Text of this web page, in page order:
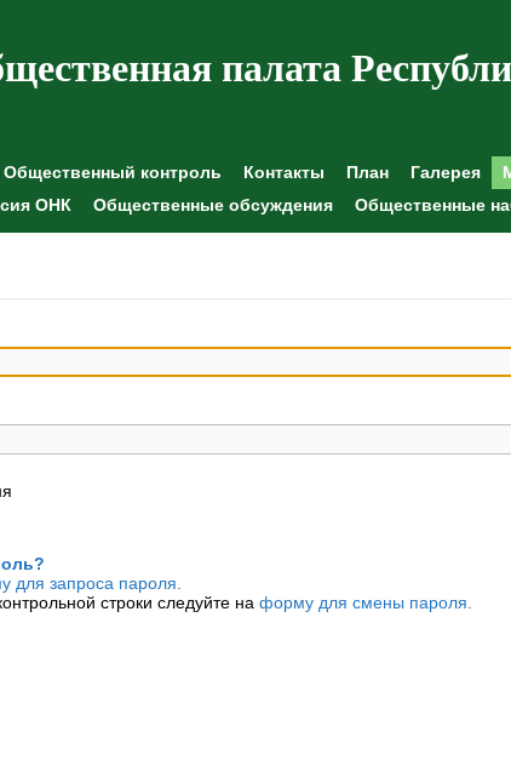
палата
Общественный контроль Контакты План Галерея
ОНК Общественные обсуждения Общественные
для запроса пароля.
строки следуйте на форму для смены пароля.